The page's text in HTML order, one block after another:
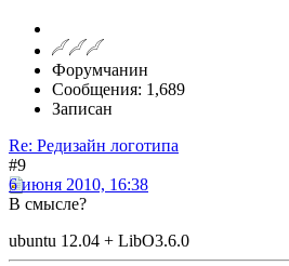
Форумчанин
Сообщения: 1,689
Записан
Re: Редизайн логотипа
#9
6 июня 2010, 16:38
В смысле?
ubuntu 12.04 + LibO3.6.0